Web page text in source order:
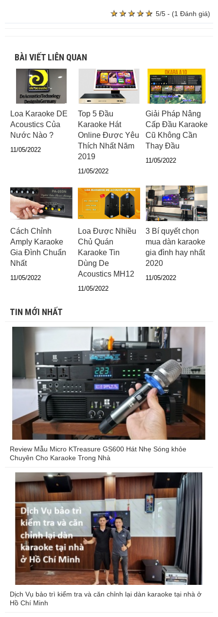
★ ★ ★ ★ ★
★ ★ ★ ★ ★ 5/5 - (1 Đánh giá)
BÀI VIẾT LIÊN QUAN
Loa Karaoke DE
Acoustics Của
Nước Nào ?
11/05/2022
Top 5 Đầu
Karaoke Hát
Online Được Yêu
Thích Nhất Năm
2019
11/05/2022
Giải Pháp Nâng
Cấp Đầu Karaoke
Cũ Không Cần
Thay Đầu
11/05/2022
Cách Chỉnh
Amply Karaoke
Gia Đình Chuẩn
Nhất
11/05/2022
Loa Được Nhiều
Chủ Quán
Karaoke Tin
Dùng De
Acoustics MH12
11/05/2022
3 Bí quyết chọn
mua dàn karaoke
gia đình hay nhất
2020
11/05/2022
TIN MỚI NHẤT
Review Mẫu Micro KTreasure GS600 Hát Nhẹ Sóng khỏe
Chuyên Cho Karaoke Trong Nhà
Dịch Vụ bảo trì kiểm tra và căn chỉnh lại dàn karaoke tại nhà ở
Hồ Chí Minh